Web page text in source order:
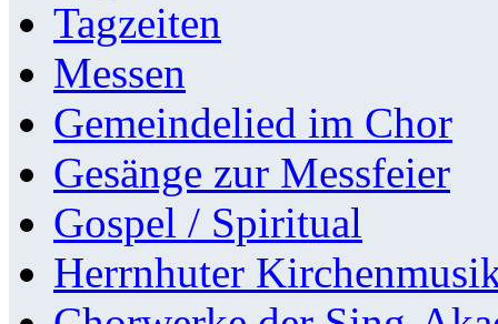
Tagzeiten
Messen
Gemeindelied im Chor
Gesänge zur Messfeier
Gospel / Spiritual
Herrnhuter